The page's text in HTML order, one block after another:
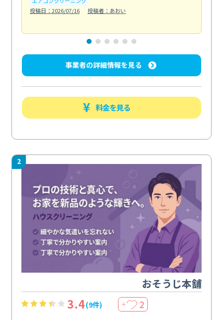
投稿日：2026/07/16
投稿者：あおい
事業者の詳細情報を見る
料金を見る
2
おそうじ本舗
3.4(9件) ＋ 2